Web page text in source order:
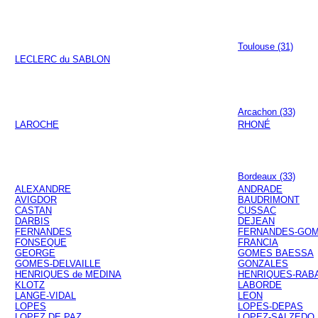
Toulouse (31)
LECLERC du SABLON
Arcachon (33)
LAROCHE
RHONÉ
Bordeaux (33)
ALEXANDRE
ANDRADE
AVIGDOR
BAUDRIMONT
CASTAN
CUSSAC
DARBIS
DEJEAN
FERNANDES
FERNANDES-
FONSEQUE
FRANCIA
GEORGE
GOMES BAESSA
GOMES-DELVAILLE
GONZALES
HENRIQUES de MEDINA
HENRIQUES-
KLOTZ
LABORDE
LANGE-VIDAL
LEON
LOPES
LOPES-DEPAS